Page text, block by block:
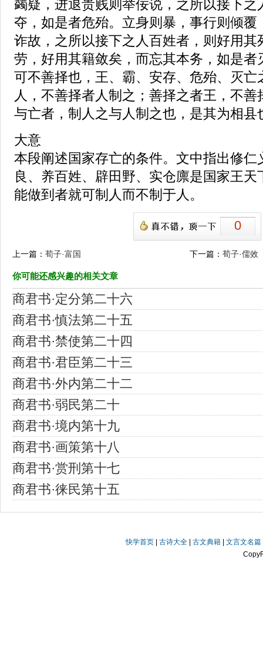
蠲疑，进退贵贱则举佞说，之所以接下之
夺，如是者危殆。立身则暴，事行则倾覆
诈故，之所以接下之人百姓者，则好用其
劳，好用其籍敛矣，而忘其本务，如是者
可不善择也，王、霸、安存、危殆、灭亡
人，不善择者人制之；善择之者王，不
与亡者，制人之与人制之也，是其为相县
大意
本段阐述国家存亡的条件。文中指出修仁
良、养百姓、辟田野、实仓廪是国家王
能做到者就可制人而不制于人。
0
上一篇： 荀子·富国 下一篇：荀子·儒效
你可能还感兴趣的相关文章
商君书·定分第二十六
商君书·慎法第二十五
商君书·禁使第二十四
商君书·君臣第二十三
商君书·外内第二十二
商君书·弱民第二十
商君书·境内第十九
商君书·画策第十八
商君书·赏刑第十七
商君书·徕民第十五
快学首页 |古诗大全 |古文典籍 |文言文名篇